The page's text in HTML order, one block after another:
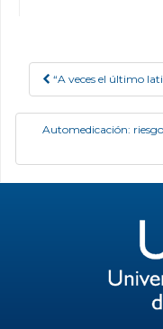
Post navigation
“A veces el último
Automedicación: